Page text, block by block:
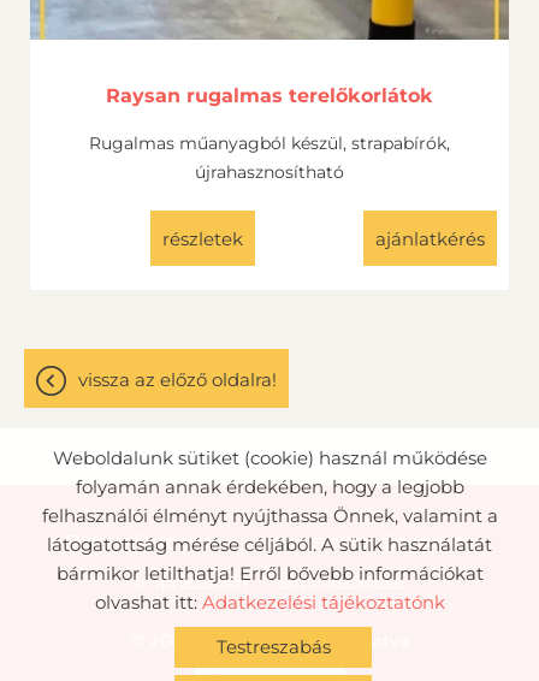
Raysan rugalmas terelőkorlátok
Rugalmas műanyagból készül, strapabírók,
újrahasznosítható
részletek ajánlatkérés
vissza az előző oldalra!
© 2026 - Minden jog fenntartva
Oldal információk
Adatkezelési tájékoztató
Impresszum
Sütik kezelése
Testreszabás
Weboldalunk sütiket (cookie) használ működése
folyamán annak érdekében, hogy a legjobb
felhasználói élményt nyújthassa Önnek, valamint a
látogatottság mérése céljából. A sütik használatát
bármikor letilthatja! Erről bővebb információkat
olvashat itt: Adatkezelési tájékoztatónk